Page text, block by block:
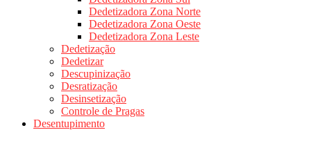
Dedetizadora Zona Norte
Dedetizadora Zona Oeste
Dedetizadora Zona Leste
Dedetização
Dedetizar
Descupinização
Desratização
Desinsetização
Controle de Pragas
Desentupimento